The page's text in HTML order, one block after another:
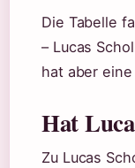
Die Tabelle
– Lucas
hat aber
Hat
Zu Lucas